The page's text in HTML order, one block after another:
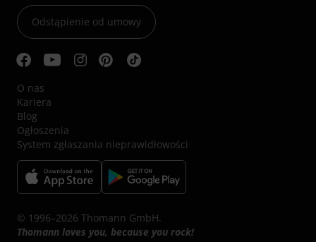
Odstąpienie od umowy
O nas
Kariera
Blog
Ogłoszenia
System zgłaszania nieprawidłowości
© 1996–2026 Thomann GmbH.
Thomann loves you, because you rock!